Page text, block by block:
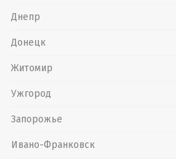
Днепр
Донецк
Житомир
Ужгород
Запорожье
Ивано-Франковск